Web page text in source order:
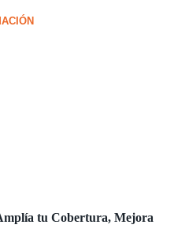
tu Cobertura, Mejora